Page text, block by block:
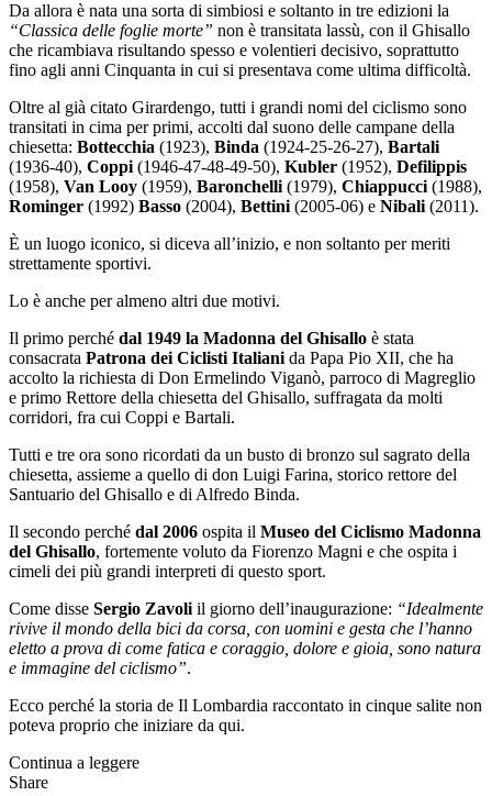
Da allora è nata una sorta di simbiosi e soltanto in tre edizioni la
“Classica delle foglie morte” non è transitata lassù, con il Ghisallo
che ricambiava risultando spesso e volentieri decisivo, soprattutto
fino agli anni Cinquanta in cui si presentava come ultima difficoltà.
Oltre al già citato Girardengo, tutti i grandi nomi del ciclismo sono
transitati in cima per primi, accolti dal suono delle campane della
chiesetta: Bottecchia (1923), Binda (1924-25-26-27), Bartali
(1936-40), Coppi (1946-47-48-49-50), Kubler (1952), Defilippis
(1958), Van Looy (1959), Baronchelli (1979), Chiappucci (1988),
Rominger (1992) Basso (2004), Bettini (2005-06) e Nibali (2011).
È un luogo iconico, si diceva all’inizio, e non soltanto per meriti
strettamente sportivi.
Lo è anche per almeno altri due motivi.
Il primo perché dal 1949 la Madonna del Ghisallo è stata
consacrata Patrona dei Ciclisti Italiani da Papa Pio XII, che ha
accolto la richiesta di Don Ermelindo Viganò, parroco di Magreglio
e primo Rettore della chiesetta del Ghisallo, suffragata da molti
corridori, fra cui Coppi e Bartali.
Tutti e tre ora sono ricordati da un busto di bronzo sul sagrato della
chiesetta, assieme a quello di don Luigi Farina, storico rettore del
Santuario del Ghisallo e di Alfredo Binda.
Il secondo perché dal 2006 ospita il Museo del Ciclismo Madonna
del Ghisallo, fortemente voluto da Fiorenzo Magni e che ospita i
cimeli dei più grandi interpreti di questo sport.
Come disse Sergio Zavoli il giorno dell’inaugurazione: “Idealmente
rivive il mondo della bici da corsa, con uomini e gesta che l’hanno
eletto a prova di come fatica e coraggio, dolore e gioia, sono natura
e immagine del ciclismo”.
Ecco perché la storia de Il Lombardia raccontato in cinque salite non
poteva proprio che iniziare da qui.
Continua a leggere
Share